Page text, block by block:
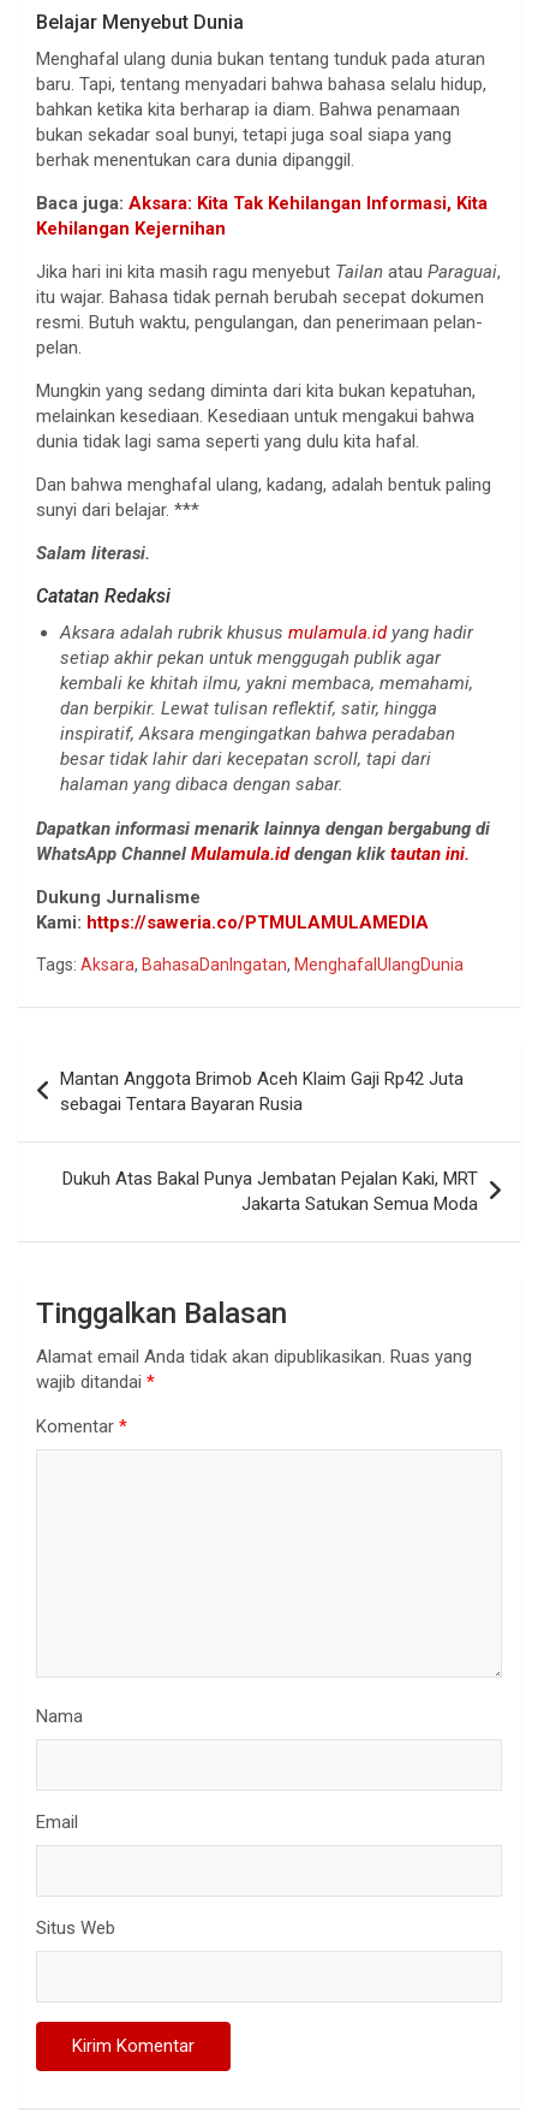
Belajar Menyebut Dunia
Menghafal ulang dunia bukan tentang tunduk pada aturan
baru. Tapi, tentang menyadari bahwa bahasa selalu hidup,
bahkan ketika kita berharap ia diam. Bahwa penamaan
bukan sekadar soal bunyi, tetapi juga soal siapa yang
berhak menentukan cara dunia dipanggil.
Baca juga: Aksara: Kita Tak Kehilangan Informasi, Kita
Kehilangan Kejernihan
Jika hari ini kita masih ragu menyebut Tailan atau Paraguai,
itu wajar. Bahasa tidak pernah berubah secepat dokumen
resmi. Butuh waktu, pengulangan, dan penerimaan pelan-
pelan.
Mungkin yang sedang diminta dari kita bukan kepatuhan,
melainkan kesediaan. Kesediaan untuk mengakui bahwa
dunia tidak lagi sama seperti yang dulu kita hafal.
Dan bahwa menghafal ulang, kadang, adalah bentuk paling
sunyi dari belajar. ***
Salam literasi.
Catatan Redaksi
Aksara adalah rubrik khusus mulamula.id yang hadir
setiap akhir pekan untuk menggugah publik agar
kembali ke khitah ilmu, yakni membaca, memahami,
dan berpikir. Lewat tulisan reflektif, satir, hingga
inspiratif, Aksara mengingatkan bahwa peradaban
besar tidak lahir dari kecepatan scroll, tapi dari
halaman yang dibaca dengan sabar.
Dapatkan informasi menarik lainnya dengan bergabung di
WhatsApp Channel Mulamula.iddengan klik tautan ini.
Dukung Jurnalisme
Kami: https://saweria.co/PTMULAMULAMEDIA
Tags: Aksara, BahasaDanIngatan, MenghafalUlangDunia
pos
Mantan Anggota Brimob Aceh Klaim Gaji Rp42 Juta
sebagai Tentara Bayaran Rusia
Dukuh Atas Bakal Punya Jembatan Pejalan Kaki, MRT
Jakarta Satukan Semua Moda
Tinggalkan Balasan
Alamat email Anda tidak akan dipublikasikan. Ruas yang
wajib ditandai *
Komentar *
Nama
Email
Situs Web